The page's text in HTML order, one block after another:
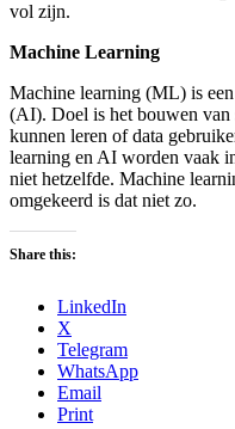
vol zijn.
Machine Learning
Machine learning (ML) is
(AI). Doel is het bouwen van
kunnen leren of data
learning en AI worden vaak
niet hetzelfde. Machine
omgekeerd is dat niet zo.
Share this:
LinkedIn
X
Telegram
WhatsApp
Email
Print